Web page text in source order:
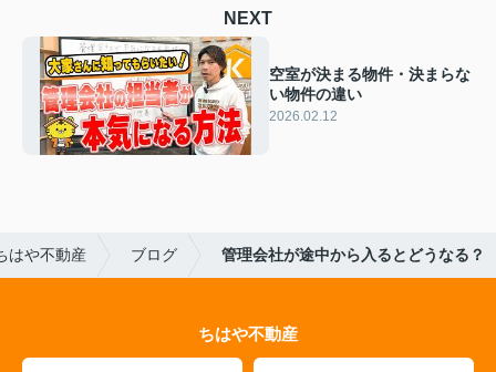
NEXT
空室が決まる物件・決まらな
い物件の違い
2026.02.12
はや不動産 ブログ 管理会社が途中から入るとどうなる？
ちはや不動産